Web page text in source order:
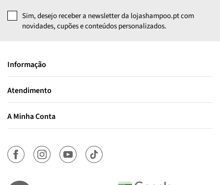
Sim, desejo receber a newsletter da lojashampoo.pt com
novidades, cupões e conteúdos personalizados.
Informação
Atendimento
A Minha Conta